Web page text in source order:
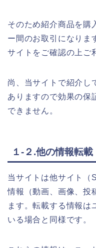
そのため紹介商品を購
ー間のお取引になりま
サイトをご確認の上ご
尚、当サイトで紹介し
ありますので効果の保
できません。
１-２.他の情報転載
当サイトは他サイト（
情報（動画、画像、投
ます。転載する情報は
いる場合と同様です。